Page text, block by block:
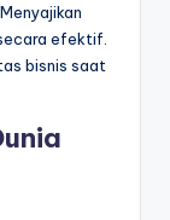
efektif.
bisnis saat